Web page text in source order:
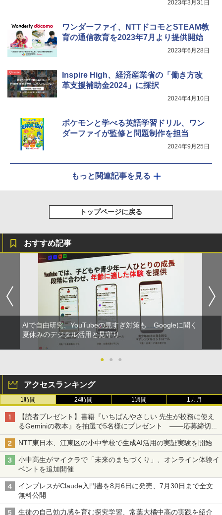
￥4,746
2023年3月31日
ワンダーファイ、NTTドコモとSTEAM教
育の通信教育を2023年7月より提供開始
2023年6月28日
Inspire High、経済産業省の「働き方改
革支援補助金2024」に採択
2024年4月10日
ポケモンと学べる英語学習ドリル、ワン
ダーファイが監修と問題制作を担当
2024年9月25日
もっと関連記事を見る
トップページに戻る
おすすめ記事
AIで自由研究、YouTubeの見すぎ対策も Googleに聞く
夏休みのデジタル活用と見守り
● ● ●
アクセスランキング
1時間 24時間 1週間 1カ月
【読者プレゼント】書籍『いちばんやさしい 先生が校務に使え
るGeminiの教本』を抽選で5名様にプレゼント ――応募締切は
2026年8月12日（水）まで
NTT東日本、江東区の小中学校で生成AI活用の実証実験を開始
小中高生がマイクラで「未来のまちづくり」、オンライン体験イ
ベントを追加開催
インプレスがClaude入門書を8月6日に発売、7月30日まで全文
無料公開
生徒の自己効力感を育む探究学習、常葉大橘中高の実践を紹介